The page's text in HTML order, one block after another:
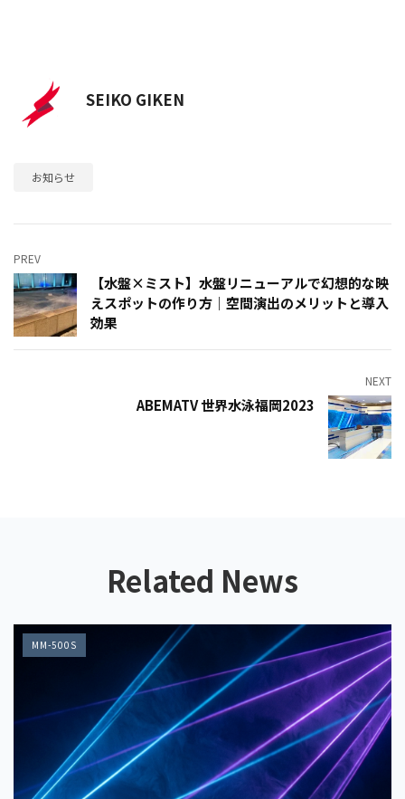
SEIKO GIKEN
お知らせ
PREV
【水盤×ミスト】水盤リニューアルで幻想的な映
えスポットの作り方｜空間演出のメリットと導入
効果
NEXT
ABEMATV 世界水泳福岡2023
Related News
MM-500S